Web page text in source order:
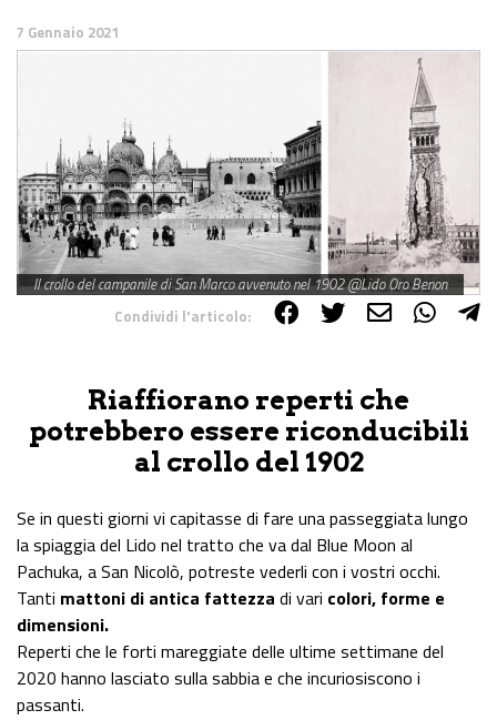
7 Gennaio 2021
Il crollo del campanile di San Marco avvenuto nel 1902 @Lido Oro Benon
Condividi l'articolo:
Riaffiorano reperti che
potrebbero essere riconducibili
al crollo del 1902
Se in questi giorni vi capitasse di fare una passeggiata lungo
la spiaggia del Lido nel tratto che va dal Blue Moon al
Pachuka, a San Nicolò, potreste vederli con i vostri occhi.
Tanti mattoni di antica fattezza di vari colori, forme e
dimensioni.
Reperti che le forti mareggiate delle ultime settimane del
2020 hanno lasciato sulla sabbia e che incuriosiscono i
passanti.